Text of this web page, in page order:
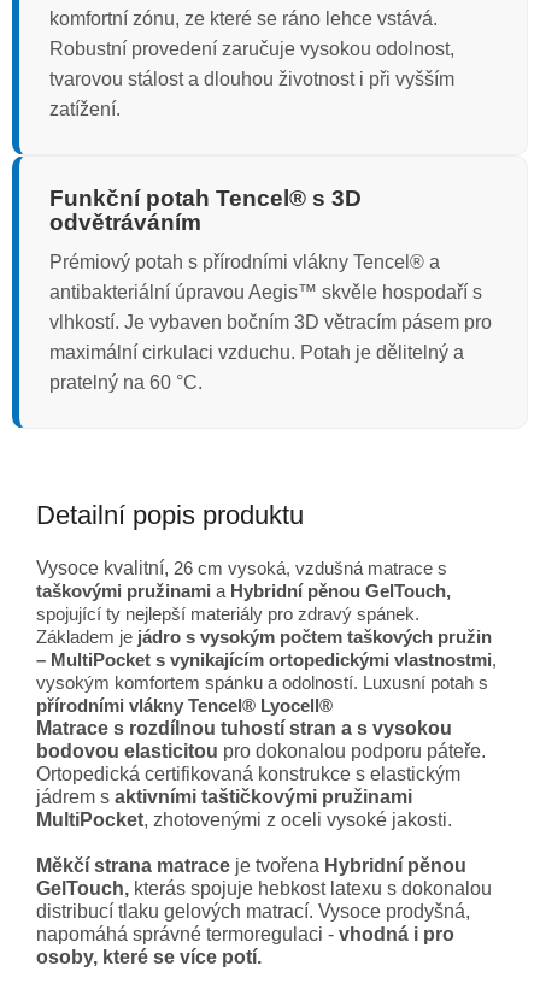
komfortní zónu, ze které se ráno lehce vstává.
Robustní provedení zaručuje vysokou odolnost,
tvarovou stálost a dlouhou životnost i při vyšším
zatížení.
Funkční potah Tencel® s 3D
odvětráváním
Prémiový potah s přírodními vlákny Tencel® a
antibakteriální úpravou Aegis™ skvěle hospodaří s
vlhkostí. Je vybaven bočním 3D větracím pásem pro
maximální cirkulaci vzduchu. Potah je dělitelný a
pratelný na 60 °C.
Detailní popis produktu
Vysoce kvalitní, 26 cm vysoká, vzdušná matrace s
taškovými pružinami a Hybridní pěnou GelTouch,
spojující ty nejlepší materiály pro zdravý spánek.
Základem je jádro s vysokým počtem taškových pružin
– MultiPocket s vynikajícím ortopedickými vlastnostmi,
vysokým komfortem spánku a odolností. Luxusní potah s
přírodními vlákny Tencel® Lyocell®
Matrace s rozdílnou tuhostí stran a s vysokou
bodovou elasticitou pro dokonalou podporu páteře.
Ortopedická certifikovaná konstrukce s elastickým
jádrem s aktivními taštičkovými pružinami
MultiPocket, zhotovenými z oceli vysoké jakosti.
Měkčí strana matrace je tvořena Hybridní pěnou
GelTouch, kterás spojuje hebkost latexu s dokonalou
distribucí tlaku gelových matrací. Vysoce prodyšná,
napomáhá správné termoregulaci - vhodná i pro
osoby, které se více potí.